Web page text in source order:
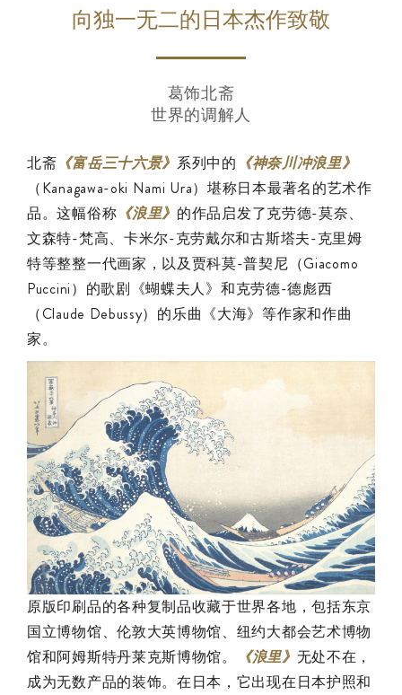
向独一无二的日本杰作致敬
葛饰北斋
世界的调解人
北斋 《富岳三十六景》系列中的 《神奈川冲浪里》
（Kanagawa-oki Nami Ura）堪称日本最著名的艺术作
品。这幅俗称 《浪里》 的作品启发了克劳德-莫奈、
文森特-梵高、卡米尔-克劳戴尔和古斯塔夫-克里姆
特等整整一代画家，以及贾科莫-普契尼（Giacomo
Puccini）的歌剧《蝴蝶夫人》和克劳德-德彪西
（Claude Debussy）的乐曲《大海》等作家和作曲
家。
原版印刷品的各种复制品收藏于世界各地，包括东京
国立博物馆、伦敦大英博物馆、纽约大都会艺术博物
馆和阿姆斯特丹莱克斯博物馆。
《浪里》 无处不在，
成为无数产品的装饰。在日本，它出现在日本护照和